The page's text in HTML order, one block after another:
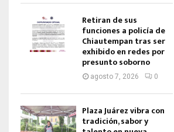
Retiran de sus
funciones a policía de
Chiautempan tras ser
exhibido en redes por
presunto soborno
agosto 7, 2026 0
Plaza Juárez vibra con
tradición, sabor y